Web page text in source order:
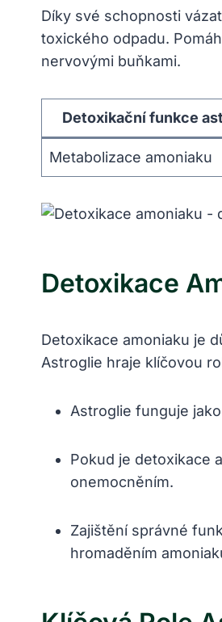
Díky své schopnosti
toxického odpadu.
nervovými buňkami.
Detoxikační funkce
Metabolizace amoniaku
Detoxikace
Detoxikace amoniaku je
Astroglie hraje klíčovou
Astroglie funguje
Pokud je detoxikace
onemocněním.
Zajištění správné
hromaděním